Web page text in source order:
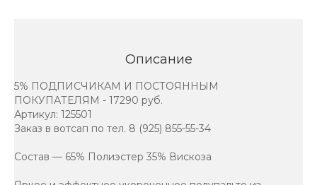
Описание
5% ПОДПИСЧИКАМ И ПОСТОЯННЫМ
ПОКУПАТЕЛЯМ - 17290 руб.
Артикул: 125501
Заказ в вотсап по тел. 8 (925) 855-55-34
Состав — 65% Полиэстер 35% Вискоза